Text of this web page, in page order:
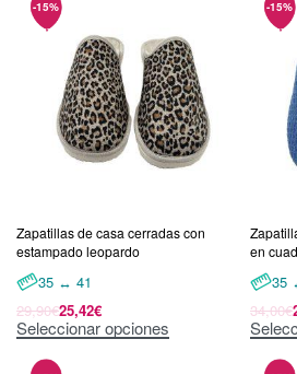
Zapatillas de casa cerradas con
estampado leopardo
35 ↔ 41
29,90€25,42€
Seleccionar opciones
en
35
34,00€